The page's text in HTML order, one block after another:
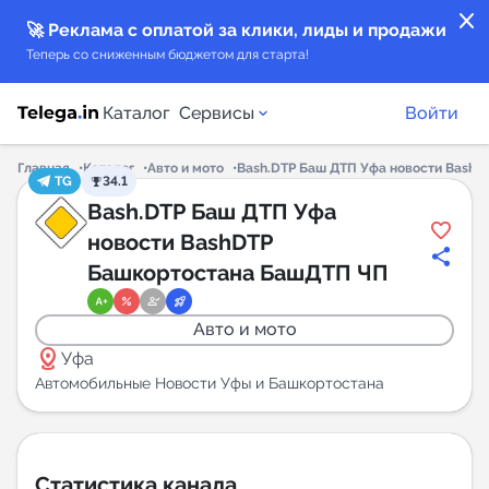
close
🚀 Реклама с оплатой за клики, лиды и продажи
Теперь со сниженным бюджетом для старта!
Каталог Сервисы
Каталог каналов
Каталог ботов
Горящие предложения
Индекс читаемости каналов в Telegram
New
Войти
Главная Каталог Авто и мото
Bash.DTP Баш ДТП Уфа новости
TG
34.1
Bash.DTP Баш ДТП Уфа
новости BashDTP
Башкортостана БашДТП ЧП
Авто и мото
distance Уфа
Автомобильные Новости Уфы и Башкортостана